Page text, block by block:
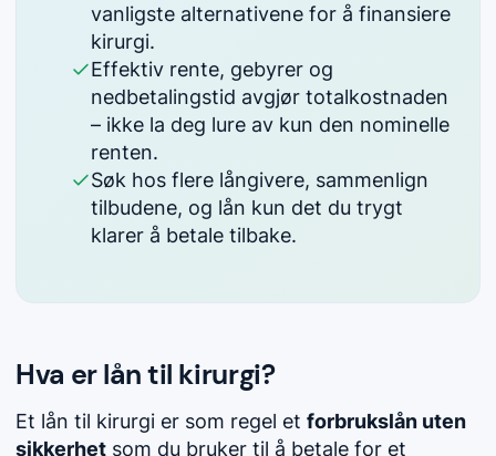
vanligste alternativene for å finansiere
kirurgi.
Effektiv rente, gebyrer og
nedbetalingstid avgjør totalkostnaden
– ikke la deg lure av kun den nominelle
renten.
Søk hos flere långivere, sammenlign
tilbudene, og lån kun det du trygt
klarer å betale tilbake.
Hva er lån til kirurgi?
Et lån til kirurgi er som regel et forbrukslån uten
sikkerhet som du bruker til å betale for et